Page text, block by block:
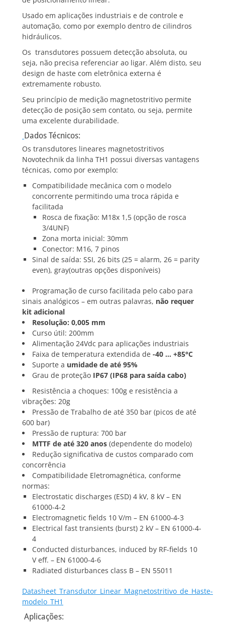
Usado em aplicações industriais e de controle e
automação, como por exemplo dentro de cilindros
hidráulicos.
Os transdutores possuem detecção absoluta, ou
seja, não precisa referenciar ao ligar. Além disto, seu
design de haste com eletrônica externa é
extremamente robusto.
Seu princípio de medição magnetostritivo permite
detecção de posição sem contato, ou seja, permite
uma excelente durabilidade.
Dados Técnicos:
Os transdutores lineares magnetostritivos
Novotechnik da linha TH1 possui diversas vantagens
técnicas, como por exemplo:
Compatibilidade mecânica com o modelo
concorrente permitindo uma troca rápida e
facilitada
Rosca de fixação: M18x 1,5 (opção de rosca
3/4UNF)
Zona morta inicial: 30mm
Conector: M16, 7 pinos
Sinal de saída: SSI, 26 bits (25 = alarm, 26 = parity
even), gray(outras opções disponíveis)
Programação de curso facilitada pelo cabo para
sinais analógicos – em outras palavras, não requer
kit adicional
Resolução: 0,005 mm
Curso útil: 200mm
Alimentação 24Vdc para aplicações industriais
Faixa de temperatura extendida de -40 … +85°C
Suporte a umidade de até 95%
Grau de proteção IP67 (IP68 para saída cabo)
Resistência a choques: 100g e resistência a
vibrações: 20g
Pressão de Trabalho de até 350 bar (picos de até
600 bar)
Pressão de ruptura: 700 bar
MTTF de até 320 anos (dependente do modelo)
Redução significativa de custos comparado com
concorrência
Compatibilidade Eletromagnética, conforme
normas:
Electrostatic discharges (ESD) 4 kV, 8 kV – EN
61000-4-2
Electromagnetic fields 10 V/m – EN 61000-4-3
Electrical fast transients (burst) 2 kV – EN 61000-4-
4
Conducted disturbances, induced by RF-fields 10
V eff. – EN 61000-4-6
Radiated disturbances class B – EN 55011
Datasheet_Transdutor_Linear_Magnetostritivo_de_Haste-
modelo_TH1
Aplicações: